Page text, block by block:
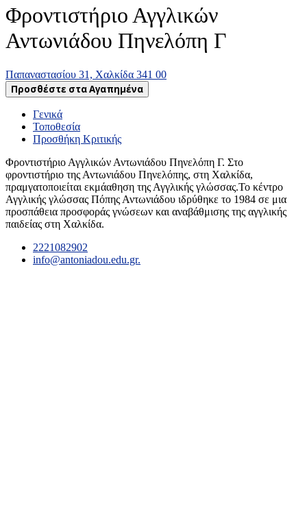
Φροντιστήριο Αγγλικών
Αντωνιάδου Πηνελόπη Γ
Παπαναστασίου 31, Χαλκίδα 341 00
Προσθέστε στα Αγαπημένα
Γενικά
Τοποθεσία
Προσθήκη Κριτικής
Φροντιστήριο Αγγλικών Αντωνιάδου Πηνελόπη Γ. Στο
φροντιστήριο της Αντωνιάδου Πηνελόπης, στη Χαλκίδα,
πραμγατοποιείται εκμάαθηση της Αγγλικής γλώσσας.Το κέντρο
Αγγλικής γλώσσας Πόπης Αντωνιάδου ιδρύθηκε το 1984 σε μια
προσπάθεια προσφοράς γνώσεων και αναβάθμισης της αγγλικής
παιδείας στη Χαλκίδα.
2221082902
info@antoniadou.edu.gr.